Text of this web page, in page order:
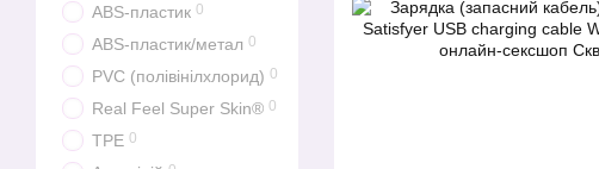
ABS-пластик 0
ABS-пластик/метал 0
PVC (полівінілхлорид) 0
Real Feel Super Skin® 0
TPE 0